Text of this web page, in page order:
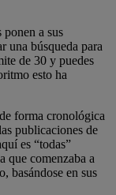
ponen a sus
una búsqueda para
de 30 y puedes
esto ha
forma cronológica
publicaciones de
es “todas”
que comenzaba a
basándose en sus